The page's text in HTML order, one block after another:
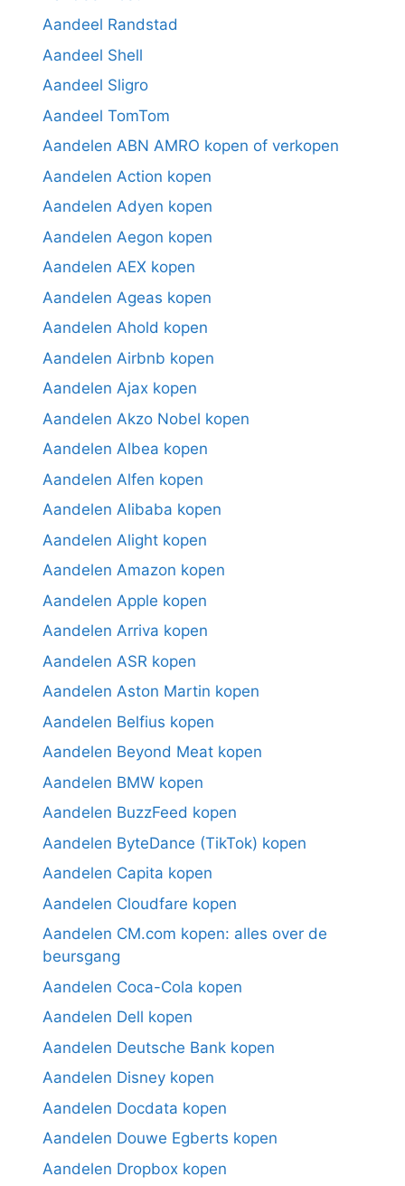
Aandeel Randstad
Aandeel Shell
Aandeel Sligro
Aandeel TomTom
Aandelen ABN AMRO kopen of verkopen
Aandelen Action kopen
Aandelen Adyen kopen
Aandelen Aegon kopen
Aandelen AEX kopen
Aandelen Ageas kopen
Aandelen Ahold kopen
Aandelen Airbnb kopen
Aandelen Ajax kopen
Aandelen Akzo Nobel kopen
Aandelen Albea kopen
Aandelen Alfen kopen
Aandelen Alibaba kopen
Aandelen Alight kopen
Aandelen Amazon kopen
Aandelen Apple kopen
Aandelen Arriva kopen
Aandelen ASR kopen
Aandelen Aston Martin kopen
Aandelen Belfius kopen
Aandelen Beyond Meat kopen
Aandelen BMW kopen
Aandelen BuzzFeed kopen
Aandelen ByteDance (TikTok) kopen
Aandelen Capita kopen
Aandelen Cloudfare kopen
Aandelen CM.com kopen: alles over de
beursgang
Aandelen Coca-Cola kopen
Aandelen Dell kopen
Aandelen Deutsche Bank kopen
Aandelen Disney kopen
Aandelen Docdata kopen
Aandelen Douwe Egberts kopen
Aandelen Dropbox kopen